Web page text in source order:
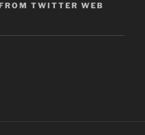
TWITTER WEB